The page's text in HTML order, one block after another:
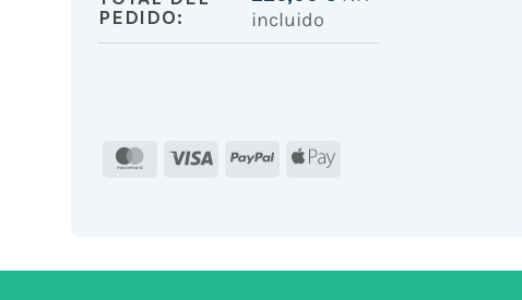
PEDIDO:
incluido
MasterCard
Visa PayPal Apple